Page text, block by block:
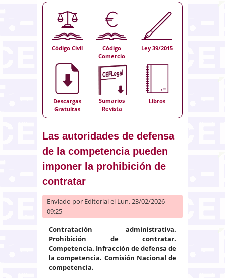
Código Civil
Código
Comercio
Ley 39/2015
Descargas
Gratuitas
Sumarios
Revista
Libros
Las autoridades de defensa
de la competencia pueden
imponer la prohibición de
contratar
Enviado por Editorialel Lun, 23/02/2026 -
09:25
Contratación administrativa.
Prohibición de contratar.
Competencia. Infracción de defensa de
la competencia. Comisión Nacional de
competencia.